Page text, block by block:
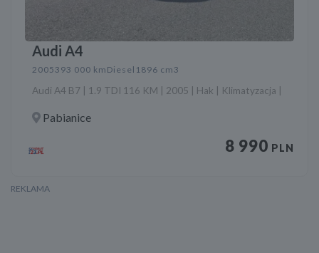
Audi A4
2005393 000 km Diesel 1896 cm3
Audi A4 B7 | 1.9 TDI 116 KM | 2005 | Hak | Klimatyzacja |
Pabianice
8 990 PLN